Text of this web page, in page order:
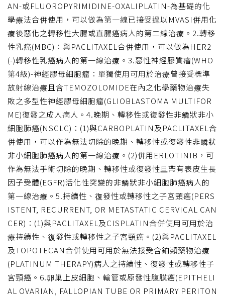
AN-或FLUOROPYRIMIDINE-OXALIPLATIN-為基礎的化
學療法合併使用，可以做為第一線已接受過以MVASI併用化
療後惡化之轉移性大腸或直腸癌病人的第二線治療。2.轉移
性乳癌(MBC)：與PACLITAXEL合併使用，可以做為HER2
(-)轉移性乳癌病人的第一線治療。3.惡性神經膠質瘤(WHO
第4級)-神經膠母細胞瘤：單獨使用可用於治療曾接受標準
放射線治療且含TEMOZOLOMIDE在內之化學藥物治療失
敗之多型性神經膠母細胞瘤(GLIOBLASTOMA MULTIFOR
ME)復發之成人病人。4.晚期、轉移性或復發性非鱗狀非小
細胞肺癌(NSCLC)：(1)與CARBOPLATIN及PACLITAXEL合
併使用，可以作為無法切除的晚期、轉移性或復發性非鱗狀
非小細胞肺癌病人的第一線治療。(2)併用ERLOTINIB，可
作為無法手術切除的晚期、轉移性或復發性且帶有表皮生長
因子受體(EGFR)活化性突變的非鱗狀非小細胞肺癌病人的
第一線治療。5.持續性、復發性或轉移性之子宮頸癌(PERS
ISTENT, RECURRENT, OR METASTATIC CERVICAL CAN
CER)：(1)與PACLITAXEL及CISPLATIN合併使用可用於治
療持續性、復發性或轉移性之子宮頸癌。(2)與PACLITAXEL
及TOPOTECAN合併使用可用於無法接受含鉑類藥物治療
(PLATINUM THERAPY)病人之持續性、復發性或轉移性子
宮頸癌。6.卵巢上皮細胞、輸管或原發性腹膜癌(EPITHELI
AL OVARIAN, FALLOPIAN TUBE OR PRIMARY PERITON